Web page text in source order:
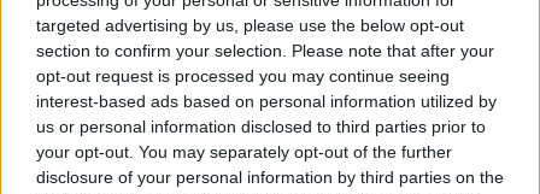
targeted advertising by us, please use the below opt-out
section to confirm your selection. Please note that after your
opt-out request is processed you may continue seeing
interest-based ads based on personal information utilized by
us or personal information disclosed to third parties prior to
your opt-out. You may separately opt-out of the further
disclosure of your personal information by third parties on the
Obtarcie blon sluzowych pochwy
Obtarcie blon sluzowych pochwy podczas
seksu.Krew poleciala i jest pieczenie podczas
sikania i napuchniete .Jaka masc albo zel
pomoze na ta dolegliwość?.
Forum:Ginekologia - forum dla rodziny i
pacjentki